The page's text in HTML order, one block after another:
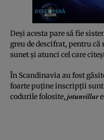
Deşi acesta pare să fie
greu de descifrat, pentru
sunet şi atunci cel care
În Scandinavia au fost
foarte puţine inscripţii
codurile folosite, jotunvillur